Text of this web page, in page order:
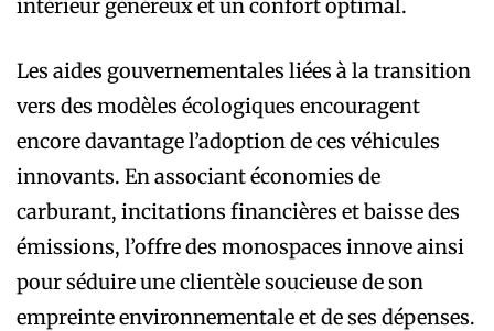
intérieur généreux et un confort optimal.
Les aides gouvernementales liées à la transition
vers des modèles écologiques encouragent
encore davantage l’adoption de ces véhicules
innovants. En associant économies de
carburant, incitations financières et baisse des
émissions, l’offre des monospaces innove ainsi
pour séduire une clientèle soucieuse de son
empreinte environnementale et de ses dépenses.